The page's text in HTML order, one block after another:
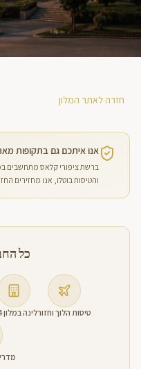
חזרה לאתר המלון
אנו איתכם גם בתקופות
ברשת ציפורי קלאס מתחשבים
והטיסות בוטלו, אנו מחזירים
כל
טיסות הלוך וחזורלינה במלון 4★